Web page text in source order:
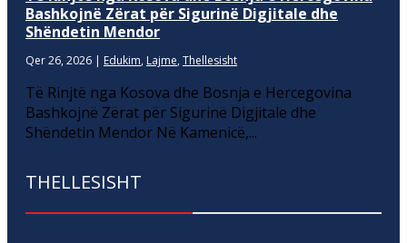
Bashkojnë Zërat për Sigurinë Digjitale dhe
Shëndetin Mendor
Qer 26, 2026 | Edukim, Lajme, Thellesisht
Të Rinjtë nga Kosova dhe Bosnja e Hercegovina
Bashkojnë Zërat për Sigurinë Digjitale dhe
Shëndetin Mendor Në Kamenicë,...
THELLESISHT